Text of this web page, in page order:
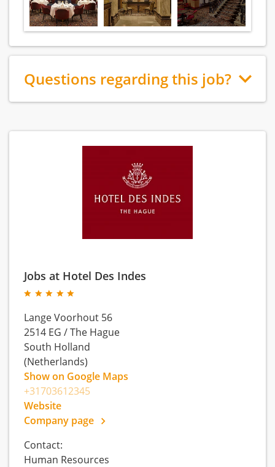
Questions regarding this job?
Jobs at Hotel Des Indes
Lange Voorhout 56
2514 EG /The Hague
South Holland
(Netherlands)
Show on Google Maps
+31703612345
Website
Company page
Contact:
Human Resources